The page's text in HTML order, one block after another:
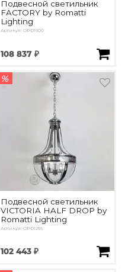
Подвесной светильник
FACTORY by Romatti
Lighting
Артикул: OPD1900
108 837 ₽
%
Подвесной светильник
VICTORIA HALF DROP by
Romatti Lighting
Артикул: OPD1256
102 443 ₽